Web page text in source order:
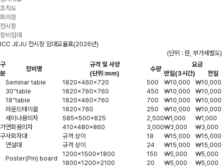
조직도
회의장
전시장
장비임대
ICC JEJU 전시장 임대요율표(2026년)
(단위 : 원, 부가세별도)
구
분
장비명
규격 및 사양
(단위:mm)
수량
요금
반일(3시간)
전일
가
구
Seminar table 1820×460×720 500 ￦10,000
￦10,000
30”table
1820×760×760 450 ￦10,000
￦10,000
18”table
1820×460×760 700 ￦10,000
￦10,000
라운드테이블
1820×760 250 ￦10,000
￦10,000
세미나용의자
585×500×825 2,500￦1,000
￦1,000
연회용의자
410×480×860 3,000￦3,000
￦3,000
사회자대
규격 상이 18 ￦15,000
￦15,000
연설대
규격 상이 24 ￦15,000
￦15,000
Poster(Pin) board
1200×1500×1800 150 ￦5,000
￦5,000
1800×1200×2100
20 ￦5,000
￦5,000